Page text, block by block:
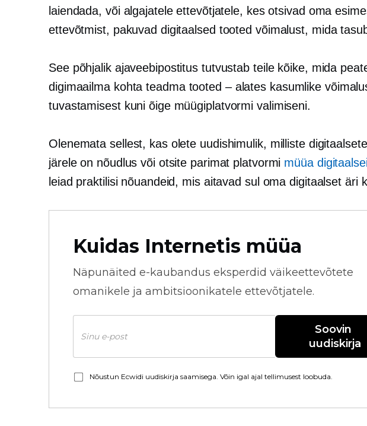
laiendada, või algajatele ettevõtjatele, kes otsivad oma
ettevõtmist, pakuvad digitaalsed tooted võimalust, mida
See põhjalik ajaveebipostitus tutvustab teile kõike, mida
digimaailma kohta teadma tooted – alates kasumlike
tuvastamisest kuni õige müügiplatvormi valimiseni.
Olenemata sellest, kas olete uudishimulik, milliste
järele on nõudlus või otsite parimat platvormi müüa
leiad praktilisi nõuandeid, mis aitavad sul oma digitaalset äri
Kuidas Internetis müüa
Näpunäited e-kaubandus eksperdid väikeettevõtete
omanikele ja ambitsioonikatele ettevõtjatele.
Soovin
uudiskirja
Nõustun Ecwidi uudiskirja saamisega. Võin igal ajal tellimusest loobuda.